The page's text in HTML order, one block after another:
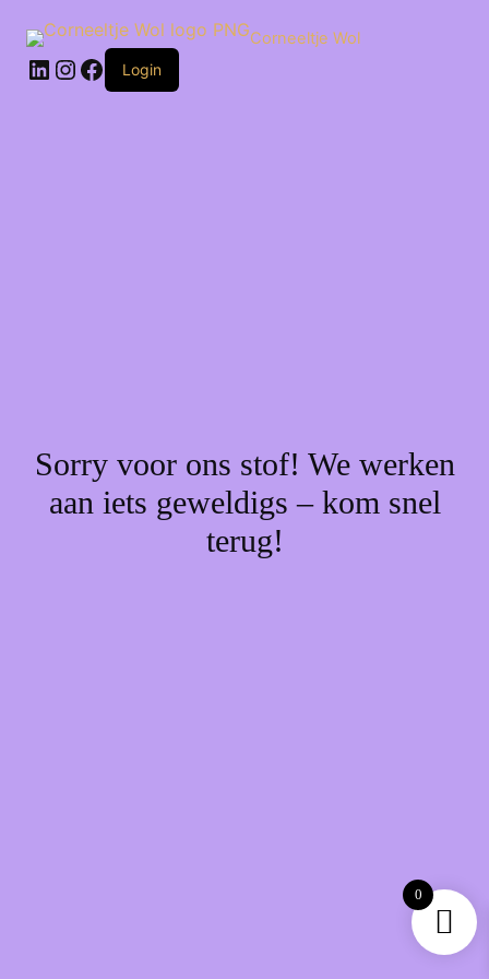
naar
inhoud
Corneeltje Wol
LinkedIn
Instagram
Facebook
Login
Sorry voor ons stof! We werken
aan iets geweldigs – kom snel
terug!
0